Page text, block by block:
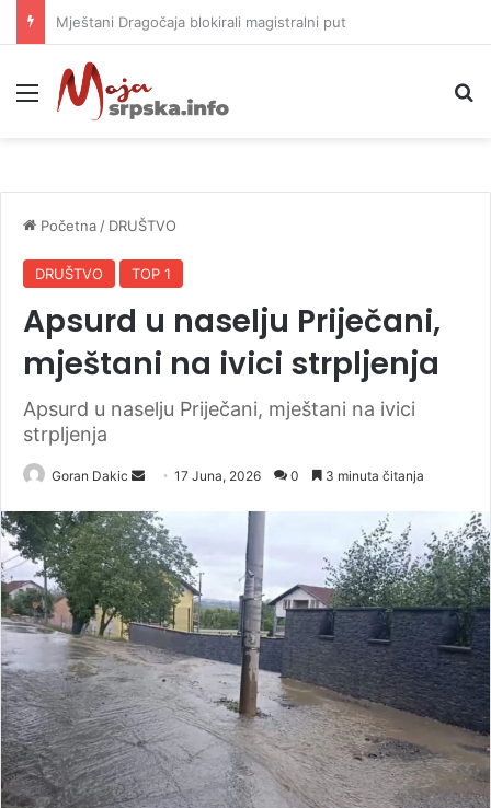
Helikopter ponovo gasi vatru u selima kod Trebinja
Meni
Početna / DRUŠTVO
DRUŠTVO TOP 1
Apsurd u naselju Priječani,
mještani na ivici strpljenja
Apsurd u naselju Priječani, mještani na ivici
strpljenja
Goran Dakic
n
d
a
n
e
m
a
i
l
17 Juna, 2026 0 3 minuta čitanja